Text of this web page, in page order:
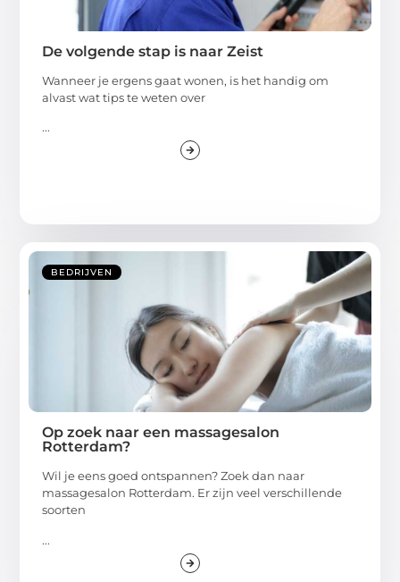
De volgende stap is naar Zeist
Wanneer je ergens gaat wonen, is het handig om
alvast wat tips te weten over
...
BEDRIJVEN
Op zoek naar een massagesalon
Rotterdam?
Wil je eens goed ontspannen? Zoek dan naar
massagesalon Rotterdam. Er zijn veel verschillende
soorten
...